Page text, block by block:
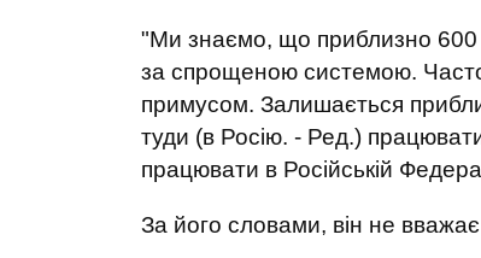
"Ми знаємо, що приблизно 600
за спрощеною системою.
примусом. Залишається
туди (в Росію. - Ред.)
працювати в Російській
За його словами, він не